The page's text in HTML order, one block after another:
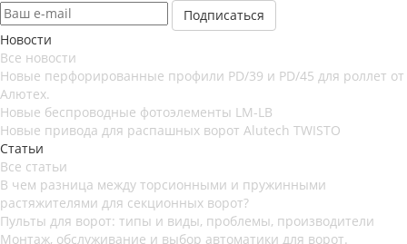
Новости
Все новости
Новые перфорированные профили PD/39 и PD/45 для роллет от
Алютех.
Новые беспроводные фотоэлементы LM-LB
Новые привода для распашных ворот Alutech TWISTO
Статьи
Все статьи
В чем разница между торсионными и пружинными
растяжителями для секционных ворот?
Пульты для ворот: типы и виды, проблемы, производители
Монтаж, обслуживание и выбор автоматики для ворот.